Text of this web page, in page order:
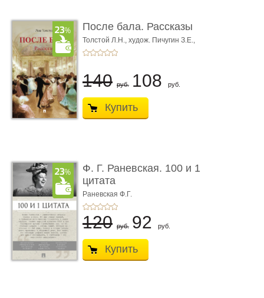
После бала. Рассказы
Толстой Л.Н., худож. Пичугин З.Е.,
худож. Лебедев А.И.,
140 руб. 108 руб.
Купить
Ф. Г. Раневская. 100 и 1
цитата
Раневская Ф.Г.
120 руб. 92 руб.
Купить